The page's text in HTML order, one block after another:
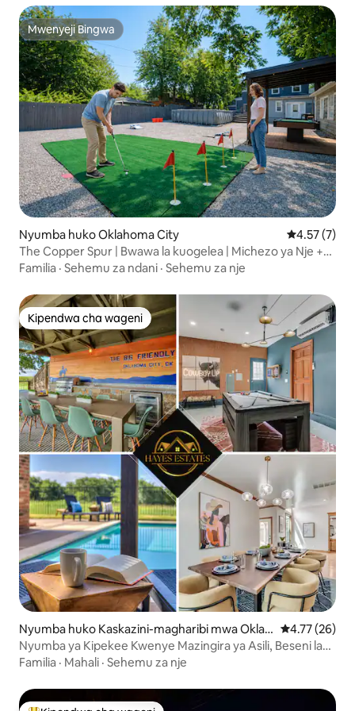
Mwenyeji Bingwa
Mwenyeji Bingwa
Nyumba huko Oklahoma City Ukadiriaji
4.57 (7)
The Copper Spur | Bwawa la kuogelea | Michezo ya Nje +
Gofu Ndogo
Familia · Sehemu za ndani · Sehemu za nje
Kipendwa cha wageni
Kipendwa cha wageni
Nyumba huko Kaskazini-magharibi mwa Oklah
oma City
Ukadiriaji wa
4.77 (26)
Nyumba ya Kipekee Kwenye Mazingira ya Asili, Beseni la
Maji Moto, Chumba cha Michezo ya Kompyuta, Bwawa
Familia · Mahali · Sehemu za nje